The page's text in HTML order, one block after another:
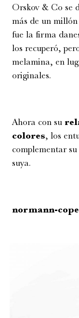
Orskov & Co se
más de un
fue la firma
los recuperó,
melamina, en
originales.
Ahora con su
colores, los
complementar
suya.
normann-